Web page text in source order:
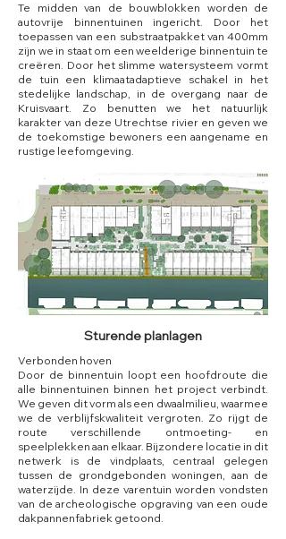
Te midden van de bouwblokken worden de
autovrije binnentuinen ingericht. Door het
toepassen van een substraatpakket van 400mm
zijn we in staat om een weelderige binnentuin te
creëren. Door het slimme watersysteem vormt
de tuin een klimaatadaptieve schakel in het
stedelijke landschap, in de overgang naar de
Kruisvaart. Zo benutten we het natuurlijk
karakter van deze Utrechtse rivier en geven we
de toekomstige bewoners een aangename en
rustige leefomgeving.
Sturende planlagen
Verbonden hoven
Door de binnentuin loopt een hoofdroute die
alle binnentuinen binnen het project verbindt.
We geven dit vorm als een dwaalmilieu, waarmee
we de verblijfskwaliteit vergroten. Zo rijgt de
route verschillende ontmoeting- en
speelplekken aan elkaar. Bijzondere locatie in dit
netwerk is de vindplaats, centraal gelegen
tussen de grondgebonden woningen, aan de
waterzijde. In deze varentuin worden vondsten
van de archeologische opgraving van een oude
dakpannenfabriek getoond.